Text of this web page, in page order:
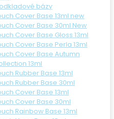
bázy
Cover Base 13ml new
Cover Base 30ml New
Cover Base Gloss 13ml
Cover Base Perla 13ml
Cover Base Autumn
13ml
Rubber Base 13ml
Rubber Base 30ml
Cover Base 13ml
Cover Base 30ml
Rainbow Base 13ml